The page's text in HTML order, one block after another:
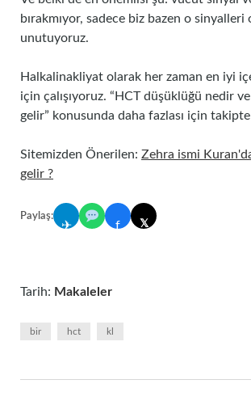
bırakmıyor, sadece biz bazen o sinyalleri
unutuyoruz.
Halkalinakliyat olarak her zaman en iyi
için çalışıyoruz. “HCT düşüklüğü nedir
gelir” konusunda daha fazlası için takipte
Sitemizden Önerilen: Zehra ismi
gelir ?
Paylaş:
✈ f 𝕏
Tarih: Makaleler
bir hct kl